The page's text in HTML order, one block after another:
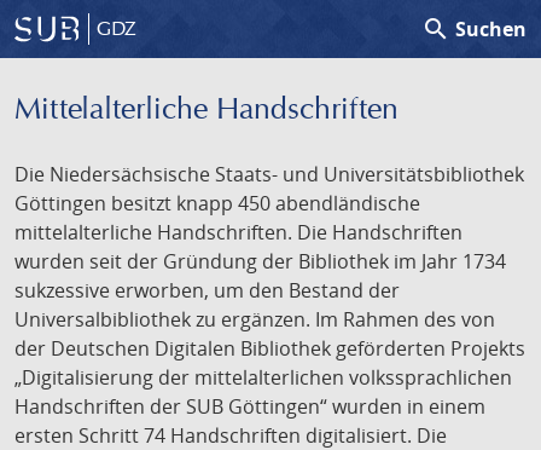
GDZ search Suchen
Mittelalterliche Handschriften
Die Niedersächsische Staats- und Universitätsbibliothek
Göttingen besitzt knapp 450 abendländische
mittelalterliche Handschriften. Die Handschriften
wurden seit der Gründung der Bibliothek im Jahr 1734
sukzessive erworben, um den Bestand der
Universalbibliothek zu ergänzen. Im Rahmen des von
der Deutschen Digitalen Bibliothek geförderten Projekts
„Digitalisierung der mittelalterlichen volkssprachlichen
Handschriften der SUB Göttingen“ wurden in einem
ersten Schritt 74 Handschriften digitalisiert. Die